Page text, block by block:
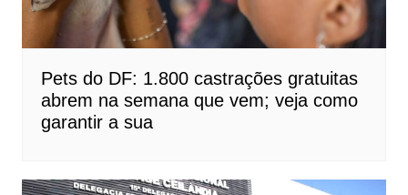
Pets do DF: 1.800 castrações gratuitas
abrem na semana que vem; veja como
garantir a sua